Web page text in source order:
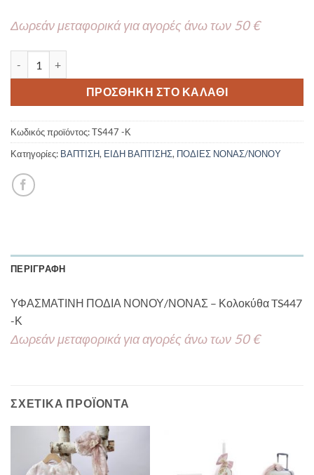
Δωρεάν μεταφορικά για αγορές άνω των 50 €
ΠΡΟΣΘΉΚΗ ΣΤΟ ΚΑΛΆΘΙ
Κωδικός προϊόντος:TS447 -Κ
Κατηγορίες: ΒΑΠΤΙΣΗ, ΕΙΔΗ ΒΑΠΤΙΣΗΣ, ΠΟΔΙΕΣ ΝΟΝΑΣ/ΝΟΝΟΥ
ΠΕΡΙΓΡΑΦΉ
ΥΦΑΣΜΑΤΙΝΗ ΠΟΔΙΑ ΝΟΝΟΥ/ΝΟΝΑΣ – Κολοκύθα TS447
-Κ
Δωρεάν μεταφορικά για αγορές άνω των 50 €
ΣΧΕΤΙΚΆ ΠΡΟΪΌΝΤΑ